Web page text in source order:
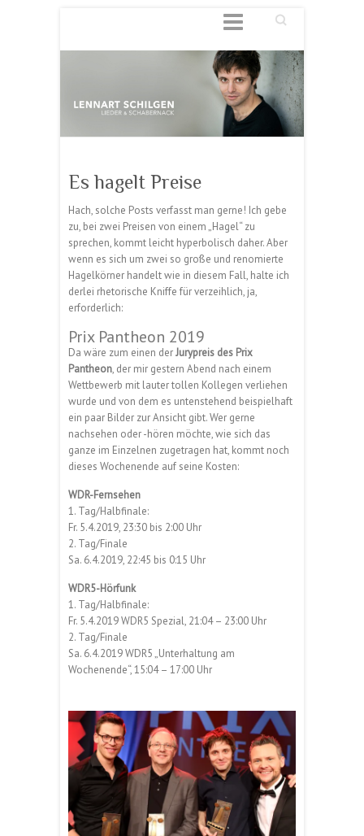
Suchen
Es hagelt Preise
Hach, solche Posts verfasst man gerne! Ich gebe
zu, bei zwei Preisen von einem „Hagel“ zu
sprechen, kommt leicht hyperbolisch daher. Aber
wenn es sich um zwei so große und renomierte
Hagelkörner handelt wie in diesem Fall, halte ich
derlei rhetorische Kniffe für verzeihlich, ja,
erforderlich:
Prix Pantheon 2019
Da wäre zum einen derJurypreis des Prix
Pantheon, der mir gestern Abend nach einem
Wettbewerb mit lauter tollen Kollegen verliehen
wurde und von dem es untenstehend beispielhaft
ein paar Bilder zur Ansicht gibt. Wer gerne
nachsehen oder -hören möchte, wie sich das
ganze im Einzelnen zugetragen hat, kommt noch
dieses Wochenende auf seine Kosten:
WDR-Fernsehen
1. Tag/Halbfinale:
Fr. 5.4.2019, 23:30 bis 2:00 Uhr
2. Tag/Finale
Sa. 6.4.2019, 22:45 bis 0:15 Uhr
WDR5-Hörfunk
1. Tag/Halbfinale:
Fr. 5.4.2019 WDR5 Spezial, 21:04 – 23:00 Uhr
2. Tag/Finale
Sa. 6.4.2019 WDR5 „Unterhaltung am
Wochenende“, 15:04 – 17:00 Uhr